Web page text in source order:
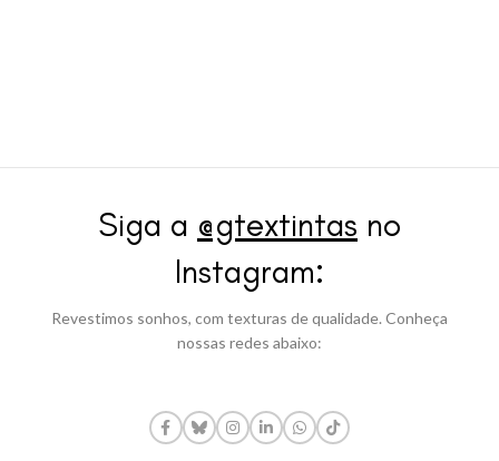
Siga a @gtextintas no
Instagram:
Revestimos sonhos, com texturas de qualidade. Conheça
nossas redes abaixo: